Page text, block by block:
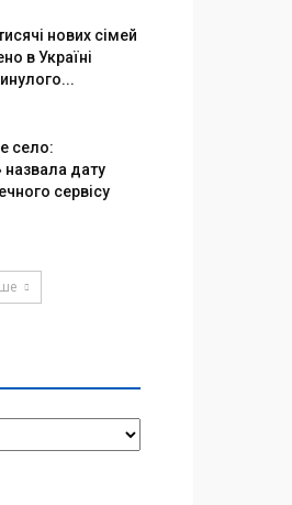
нових сімей
в Україні
село:
дату
сервісу